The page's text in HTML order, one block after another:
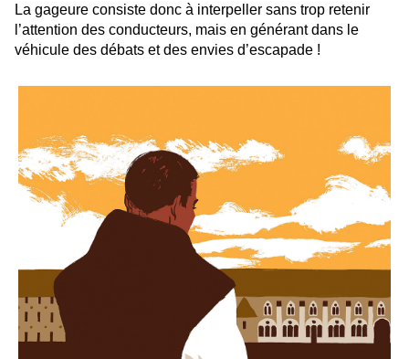
La gageure consiste donc à interpeller sans trop retenir
l’attention des conducteurs, mais en générant dans le
véhicule des débats et des envies d’escapade !